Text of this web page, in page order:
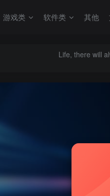
游戏类 软件类 其他
Life, there will